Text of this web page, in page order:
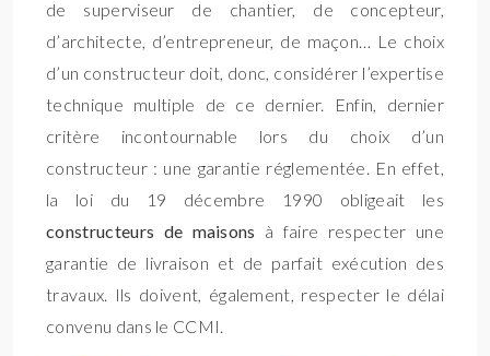
de superviseur de chantier, de concepteur,
d’architecte, d’entrepreneur, de maçon… Le choix
d’un constructeur doit, donc, considérer l’expertise
technique multiple de ce dernier. Enfin, dernier
critère incontournable lors du choix d’un
constructeur : une garantie réglementée. En effet,
la loi du 19 décembre 1990 obligeait les
constructeurs de maisons à faire respecter une
garantie de livraison et de parfait exécution des
travaux. Ils doivent, également, respecter le délai
convenu dans le CCMI.